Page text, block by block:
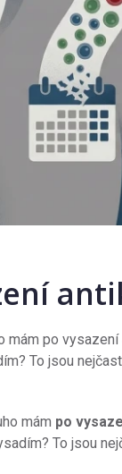
mám po
To jsou
mám po
To jsou